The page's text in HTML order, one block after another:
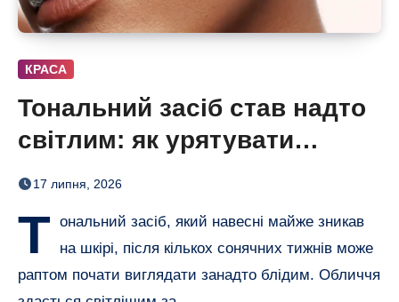
КРАСА
Тональний засіб став надто
світлим: як урятувати
відтінок
17 липня, 2026
Т ональний засіб, який навесні майже зникав
на шкірі, після кількох сонячних тижнів може
раптом почати виглядати занадто блідим. Обличчя